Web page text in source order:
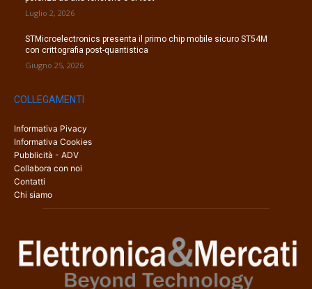
Luglio 2, 2026
STMicroelectronics presenta il primo chip mobile sicuro ST54M
con crittografia post-quantistica
Giugno 25, 2026
COLLEGAMENTI
Informativa Pivacy
Informativa Cookies
Pubblicità - ADV
Collabora con noi
Contatti
Chi siamo